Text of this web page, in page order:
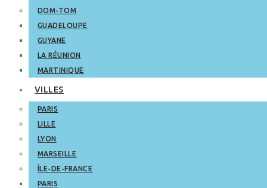
DOM-TOM
GUADELOUPE
GUYANE
LA RÉUNION
MARTINIQUE
VILLES
PARIS
LILLE
LYON
MARSEILLE
ÎLE-DE-FRANCE
PARIS